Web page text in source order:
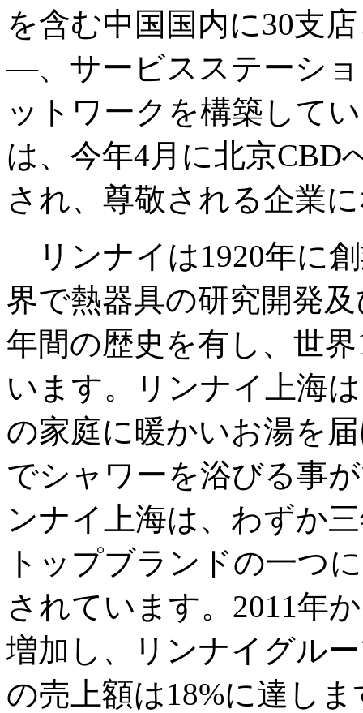
を含む中国国内に30支
―、サービスステーシ
ットワークを構築して
は、今年4月に北京CBD
され、尊敬される企業
リンナイは1920年に
界で熱器具の研究開発
年間の歴史を有し、世
います。リンナイ上海
の家庭に暖かいお湯を
でシャワーを浴びる事
ンナイ上海は、わずか
トップブランドの一つ
されています。2011年
増加し、リンナイグル
の売上額は18%に達し